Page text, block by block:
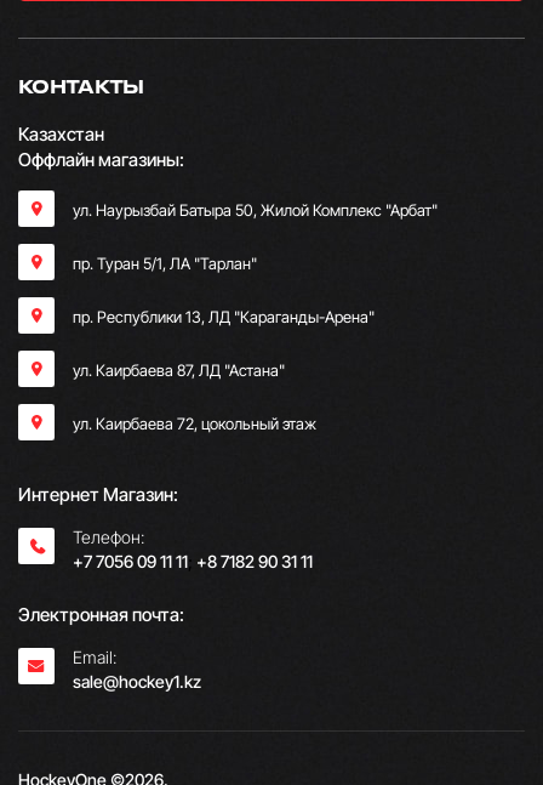
КОНТАКТЫ
Казахстан
Оффлайн магазины:
ул. Наурызбай Батыра 50, Жилой Комплекс "Арбат"
пр. Туран 5/1, ЛА "Тарлан"
пр. Республики 13, ​ЛД "Караганды-Арена"
ул. Каирбаева 87, ЛД "Астана"
ул. Каирбаева 72, цокольный этаж
Интернет Магазин:
Телефон:
+7 7056 09 11 11; +8 7182 90 31 11
Электронная почта:
Email:
sale@hockey1.kz
HockeyOne ©2026.